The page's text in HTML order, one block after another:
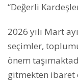
“Değerli
2026 yılı Mart
seçimler,
önem
gitmekten